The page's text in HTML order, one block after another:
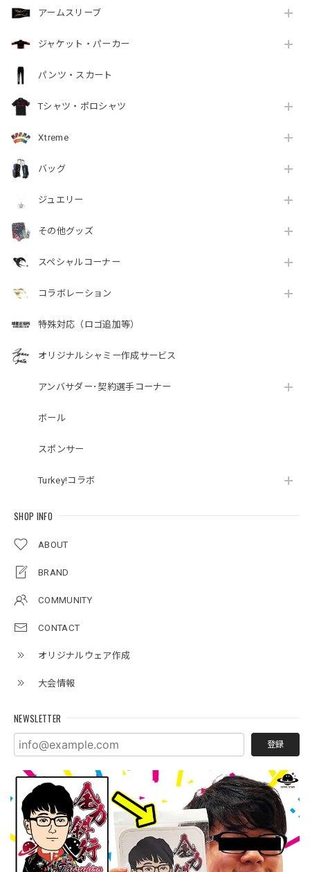
アームスリーブ
ジャケット・パーカー
パンツ・スカート
Tシャツ・ポロシャツ
Xtreme
バッグ
ジュエリー
その他グッズ
スペシャルコーナー
コラボレーション
特殊対応（ロゴ追加等）
オリジナルシャミー作成サービス
アンバサダー･契約選手コーナー
ボール
スポンサー
Turkey!コラボ
SHOP INFO
ABOUT
BRAND
COMMUNITY
CONTACT
オリジナルウェア作成
大会情報
NEWSLETTER
登録